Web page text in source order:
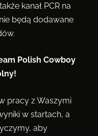
kanał PCR na
będą dodawane
Polish Cowboy
pracy z Waszymi
w startach, a
aby